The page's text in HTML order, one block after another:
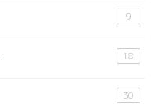
9
18
30